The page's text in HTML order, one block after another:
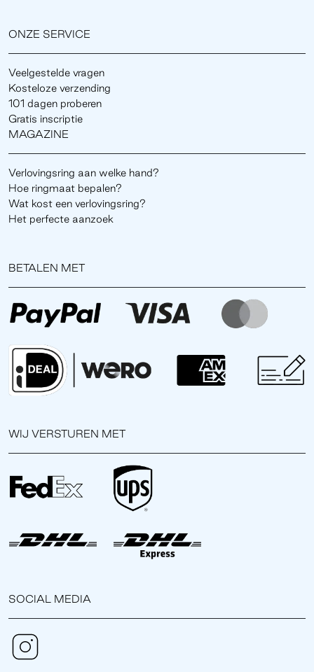
ONZE SERVICE
Veelgestelde vragen
Kosteloze verzending
101 dagen proberen
Gratis inscriptie
MAGAZINE
Verlovingsring aan welke hand?
Hoe ringmaat bepalen?
Wat kost een verlovingsring?
Het perfecte aanzoek
BETALEN MET
WIJ VERSTUREN MET
SOCIAL MEDIA